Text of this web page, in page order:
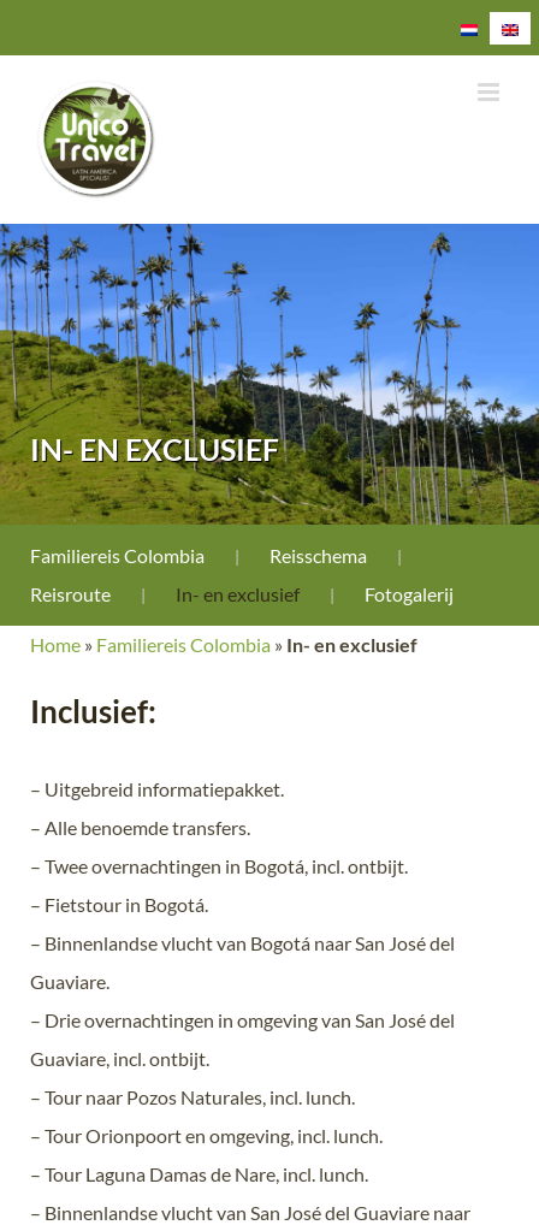
inhoud
IN- EN EXCLUSIEF
Familiereis Colombia
Reisschema
Reisroute
In- en exclusief Fotogalerij
Home » Familiereis Colombia » In- en exclusief
Inclusief:
– Uitgebreid informatiepakket.
– Alle benoemde transfers.
– Twee overnachtingen in Bogotá, incl. ontbijt.
– Fietstour in Bogotá.
– Binnenlandse vlucht van Bogotá naar San José del
Guaviare.
– Drie overnachtingen in omgeving van San José del
Guaviare, incl. ontbijt.
– Tour naar Pozos Naturales, incl. lunch.
– Tour Orionpoort en omgeving, incl. lunch.
– Tour Laguna Damas de Nare, incl. lunch.
– Binnenlandse vlucht van San José del Guaviare naar